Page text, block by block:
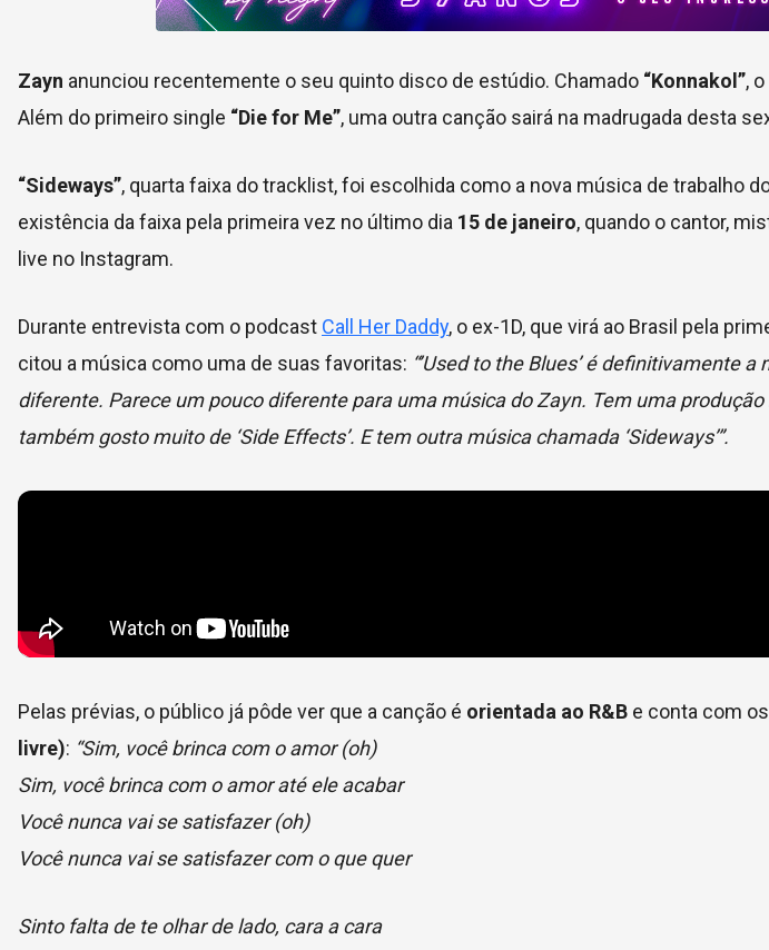
Zayn anunciou recentemente o seu quinto disco de estúdio. Chamado “Konnakol”,
Além do primeiro single “Die for Me”, uma outra canção sairá na madrugada desta
“Sideways”, quarta faixa do tracklist, foi escolhida como a nova música de trabalho
existência da faixa pela primeira vez no último dia 15 de janeiro, quando o cantor,
live no Instagram.
Durante entrevista com o podcast Call Her Daddy, o ex-1D, que virá ao Brasil pela
citou a música como uma de suas favoritas: “’Used to the Blues’ é definitivamente
diferente. Parece um pouco diferente para uma música do Zayn. Tem uma
também gosto muito de ‘Side Effects’. E tem outra música chamada ‘Sideways’”.
Pelas prévias, o público já pôde ver que a canção é orientada ao R&B e conta com os
livre): “Sim, você brinca com o amor (oh)
Sim, você brinca com o amor até ele acabar
Você nunca vai se satisfazer (oh)
Você nunca vai se satisfazer com o que quer
Sinto falta de te olhar de lado, cara a cara